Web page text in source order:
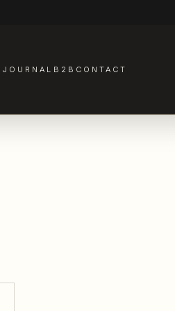
JOURNAL B2B CONTACT